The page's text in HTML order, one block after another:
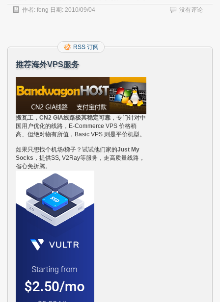
作者: feng 日期: 2010/09/04 没有评论
RSS 订阅
推荐海外VPS服务
搬瓦工，CN2 GIA线路极其稳定可靠 ，专门针对中
国用户优化的线路，E-Commerce VPS 价格稍
高、但绝对物有所值，Basic VPS 则是平价机型。
如果只想找个机场/梯子？试试他们家的Just My
Socks ，提供SS, V2Ray等服务，走高质量线路，
省心免折腾。